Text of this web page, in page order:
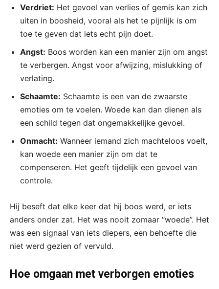
Verdriet: Het gevoel van verlies of gemis kan zich
uiten in boosheid, vooral als het te pijnlijk is om
toe te geven dat iets echt pijn doet.
Angst: Boos worden kan een manier zijn om angst
te verbergen. Angst voor afwijzing, mislukking of
verlating.
Schaamte: Schaamte is een van de zwaarste
emoties om te voelen. Woede kan dan dienen als
een schild tegen dat ongemakkelijke gevoel.
Onmacht: Wanneer iemand zich machteloos voelt,
kan woede een manier zijn om dat te
compenseren. Het geeft tijdelijk een gevoel van
controle.
Hij beseft dat elke keer dat hij boos werd, er iets
anders onder zat. Het was nooit zomaar “woede”. Het
was een signaal van iets diepers, een behoefte die
niet werd gezien of vervuld.
Hoe omgaan met verborgen emoties